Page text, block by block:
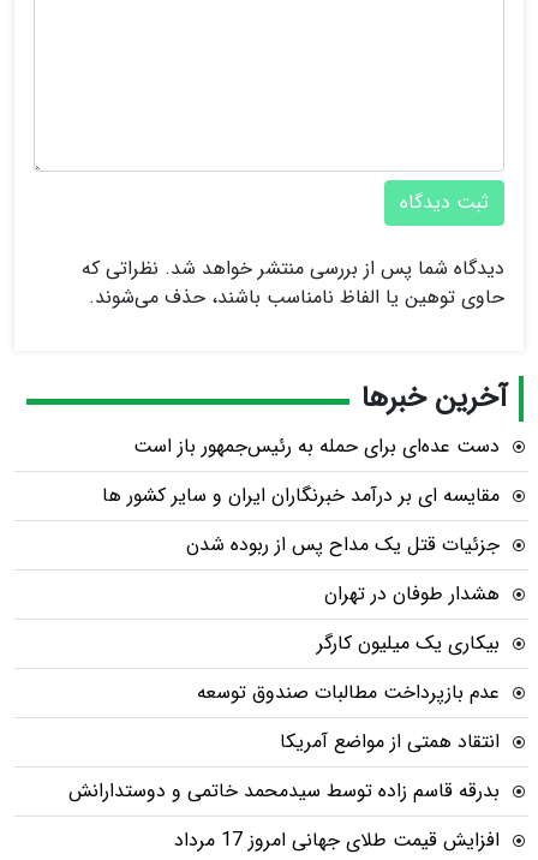
ثبت دیدگاه
دیدگاه شما پس از بررسی منتشر خواهد شد. نظراتی که
حاوی توهین یا الفاظ نامناسب باشند، حذف می‌شوند.
آخرین خبرها
دست عده‌ای برای حمله به رئیس‌جمهور باز است
مقایسه ای بر درآمد خبرنگاران ایران و سایر کشور ها
جزئیات قتل یک مداح پس از ربوده شدن
هشدار طوفان در تهران
بیکاری یک میلیون کارگر
عدم بازپرداخت مطالبات صندوق توسعه
انتقاد همتی از مواضع آمریکا
بدرقه قاسم زاده توسط سیدمحمد خاتمی و دوستدارانش
افزایش قیمت طلای جهانی امروز 17 مرداد